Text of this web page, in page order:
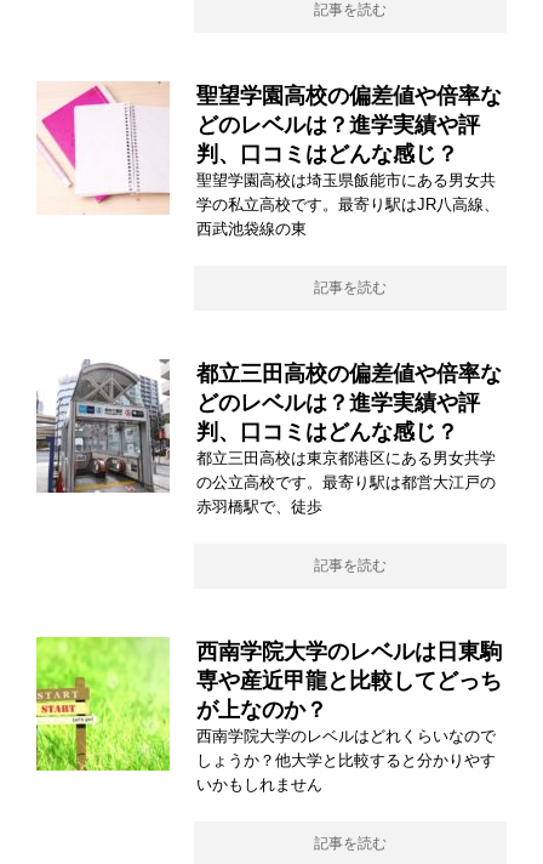
記事を読む
聖望学園高校の偏差値や倍率な
どのレベルは？進学実績や評
判、口コミはどんな感じ？
聖望学園高校は埼玉県飯能市にある男女共
学の私立高校です。最寄り駅はJR八高線、
西武池袋線の東
記事を読む
都立三田高校の偏差値や倍率な
どのレベルは？進学実績や評
判、口コミはどんな感じ？
都立三田高校は東京都港区にある男女共学
の公立高校です。最寄り駅は都営大江戸の
赤羽橋駅で、徒歩
記事を読む
西南学院大学のレベルは日東駒
専や産近甲龍と比較してどっち
が上なのか？
西南学院大学のレベルはどれくらいなので
しょうか？他大学と比較すると分かりやす
いかもしれません
記事を読む